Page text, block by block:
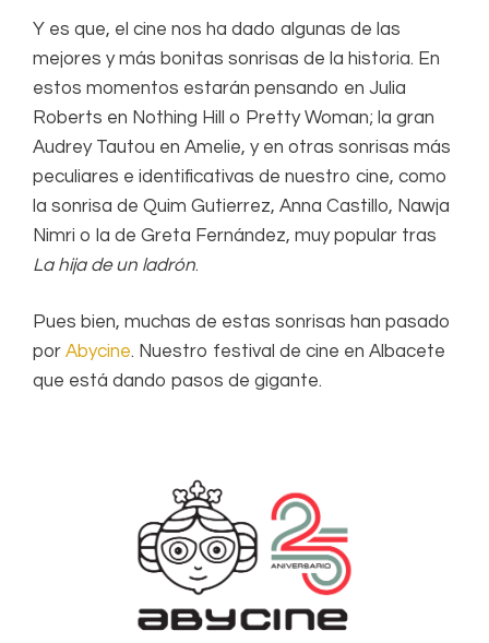
Y es que, el cine nos ha dado algunas de las
mejores y más bonitas sonrisas de la historia. En
estos momentos estarán pensando en Julia
Roberts en Nothing Hill o Pretty Woman; la gran
Audrey Tautou en Amelie, y en otras sonrisas más
peculiares e identificativas de nuestro cine, como
la sonrisa de Quim Gutierrez, Anna Castillo, Nawja
Nimri o la de Greta Fernández, muy popular tras
La hija de un ladrón.
Pues bien, muchas de estas sonrisas han pasado
por Abycine. Nuestro festival de cine en Albacete
que está dando pasos de gigante.